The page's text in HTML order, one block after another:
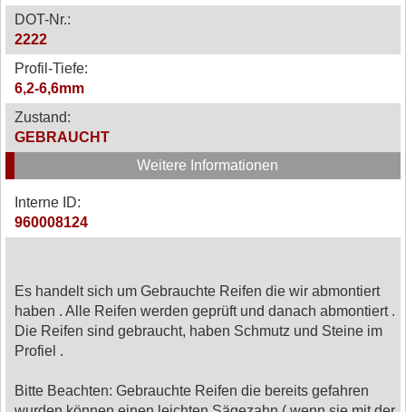
DOT-Nr.:
2222
Profil-Tiefe:
6,2-6,6mm
Zustand:
GEBRAUCHT
Weitere Informationen
Interne ID:
960008124
Es handelt sich um Gebrauchte Reifen die wir abmontiert
haben . Alle Reifen werden geprüft und danach abmontiert .
Die Reifen sind gebraucht, haben Schmutz und Steine im
Profiel .
Bitte Beachten: Gebrauchte Reifen die bereits gefahren